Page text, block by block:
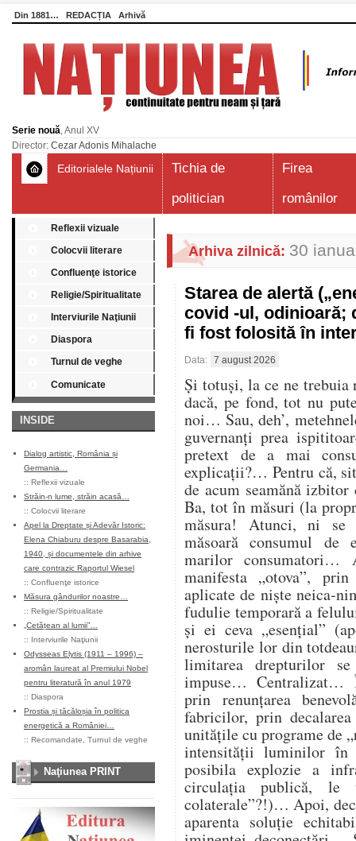
Din 1881… REDACȚIA Arhivă
Serie nouă, Anul XV
Director: Cezar Adonis Mihalache
Editorialele Națiunii
Tichia de
politician
Firea
românilor
Reflexii vizuale
Colocvii literare
Confluenţe istorice
Religie/Spiritualitate
Interviurile Naţiunii
Diaspora
Turnul de veghe
Comunicate
INSIDE
Dialog artistic, România și
Germania…
:: Reflexii vizuale
Străin-n lume, străin acasă…
:: Colocvii literare
Apel la Dreptate și Adevăr Istoric:
Elena Chiaburu despre Basarabia,
1940, și documentele din arhive
care contrazic Raportul Wiesel
:: Confluenţe istorice
Măsura gândurilor noastre…
:: Religie/Spiritualitate
„Cetățean al lumii”…
:: Interviurile Naţiunii
Odysseas Elytis (1911 – 1996) –
aromân laureat al Premiului Nobel
pentru literatură în anul 1979
:: Diaspora
Prostia și tăcăloșia în politica
energetică a României…
:: Recomandate Turnul de veghe
Naţiunea PRINT
Arhiva zilnică: 30
Starea de alertă
covid -ul, odinioară;
fi fost folosită în
Data: 7 august 2026
Și totuși, la ce ne trebuia
dacă, pe fond, tot nu
noi… Sau, deh’,
guvernanți prea
pretext de a mai
explicații?… Pentru că,
de acum seamănă
Ba, tot în măsuri (la
măsura! Atunci, ni se
măsoară consumul de
marilor consumatori…
manifesta „otova”,
aplicate de niște neica-
fudulie temporară a
și ei ceva „esențial”
nerosturile lor din
limitarea drepturilor
impuse… Centralizat…
prin renunțarea
fabricilor, prin
unitățile cu programe de
intensității luminilor în
posibila explozie a
circulația publică, le
colaterale”?!)… Apoi,
aparenta soluție